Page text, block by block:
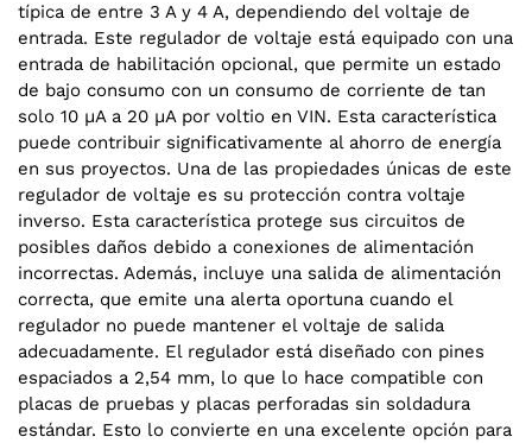
típica de entre 3 A y 4 A, dependiendo del voltaje de
entrada. Este regulador de voltaje está equipado con una
entrada de habilitación opcional, que permite un estado
de bajo consumo con un consumo de corriente de tan
solo 10 µA a 20 µA por voltio en VIN. Esta característica
puede contribuir significativamente al ahorro de energía
en sus proyectos. Una de las propiedades únicas de este
regulador de voltaje es su protección contra voltaje
inverso. Esta característica protege sus circuitos de
posibles daños debido a conexiones de alimentación
incorrectas. Además, incluye una salida de alimentación
correcta, que emite una alerta oportuna cuando el
regulador no puede mantener el voltaje de salida
adecuadamente. El regulador está diseñado con pines
espaciados a 2,54 mm, lo que lo hace compatible con
placas de pruebas y placas perforadas sin soldadura
estándar. Esto lo convierte en una excelente opción para